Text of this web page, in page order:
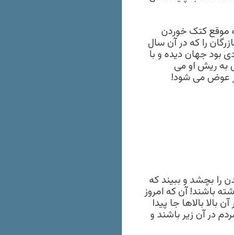
موقع کتک خوردن
را که در آن سال
بود جهان دیده و با
به ریش او مى
عوض مى شود!
را بچشد و ببیند که
باشند! آن که امروز
بالاها جا پیدا
در آن زیر باشند و